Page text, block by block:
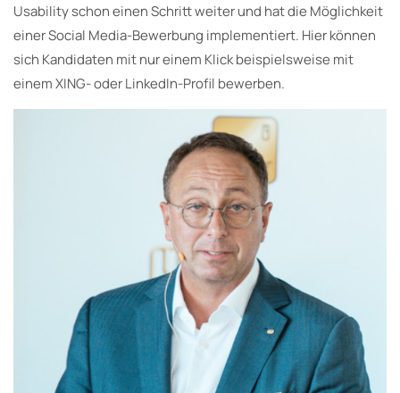
Usability schon einen Schritt weiter und hat die Möglichkeit
einer Social Media-Bewerbung implementiert. Hier können
sich Kandidaten mit nur einem Klick beispielsweise mit
einem XING- oder LinkedIn-Profil bewerben.